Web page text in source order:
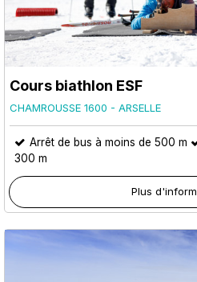
Cours biathlon ESF
CHAMROUSSE 1600 - ARSELLE
Arrêt de bus à moins de 500 m
300 m
Plus